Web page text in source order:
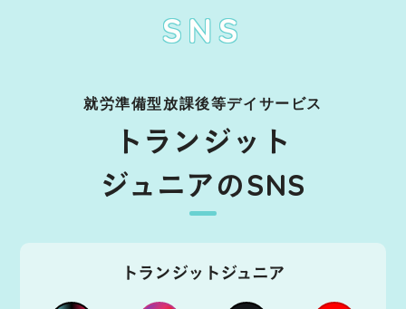
SNS
就労準備型放課後等デイサービス
トランジット
ジュニアのSNS
トランジットジュニア